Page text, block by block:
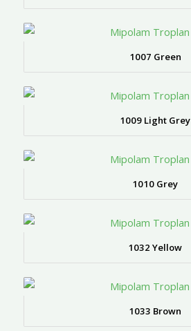
1007 Green
1009 Light Grey
1010 Grey
1032 Yellow
1033 Brown